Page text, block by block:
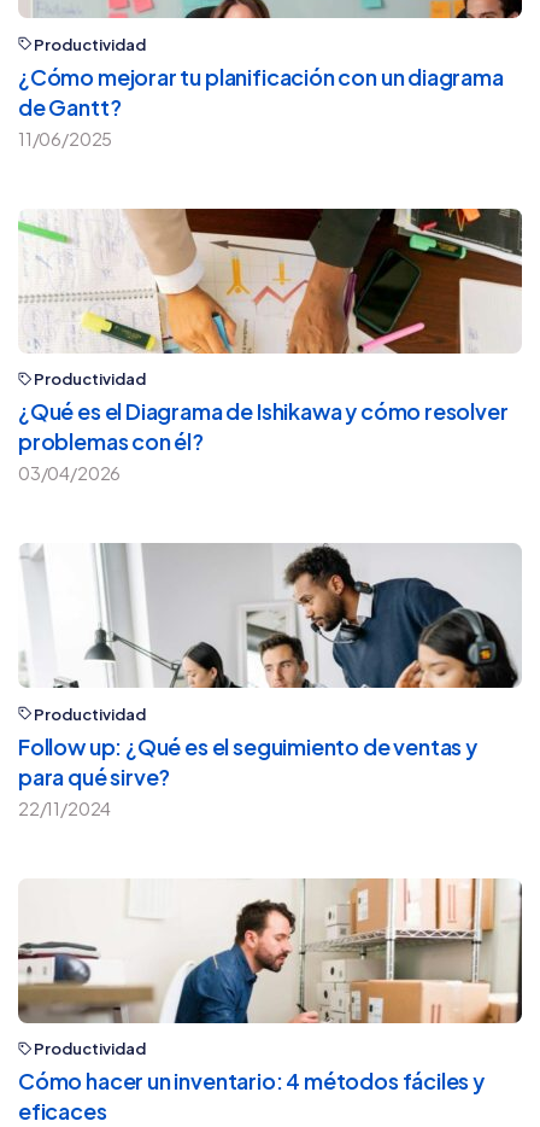
Productividad
¿Cómo mejorar tu planificación con un diagrama
de Gantt?
11/06/2025
Productividad
¿Qué es el Diagrama de Ishikawa y cómo resolver
problemas con él?
03/04/2026
Productividad
Follow up: ¿Qué es el seguimiento de ventas y
para qué sirve?
22/11/2024
Productividad
Cómo hacer un inventario: 4 métodos fáciles y
eficaces